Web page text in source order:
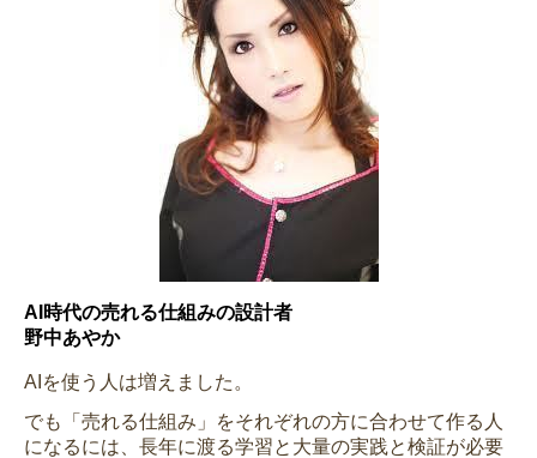
AI時代の売れる仕組みの設計者
野中あやか
AIを使う人は増えました。
でも「売れる仕組み」をそれぞれの方に合わせて作る人
になるには、長年に渡る学習と大量の実践と検証が必要